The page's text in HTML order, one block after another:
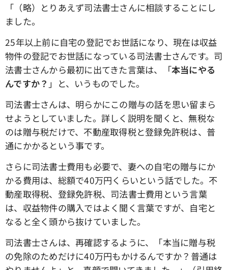
「（略）とりあえず司法書士さんに相談することにし
ました。
25年以上前に自宅の登記でお世話になり、現在は収益
物件の登記でお世話になっている司法書士さんです。司
法書士さんから最初に出てきた言葉は、「本当にやる
んですか？ 」と、いうものでした。
司法書士さんは、明らかにこの贈与の話を思い留まら
せようとしていました。詳しく説明を聞くと、無税な
のは贈与税だけで、不動産取得税と登録免許税は、普
通にかかるという事です。
さらに司法書士費用も必要で、妻への自宅の贈与にか
かる費用は、総額で40万円くらいという話でした。不
動産取得税、登録免許税、司法書士費用という言葉
は、収益物件の購入ではよく聞く言葉ですが、自宅と
なると全く頭から抜けていました。
司法書士さんは、再確認するように、「本当に贈与税
の免除のためだけに40万円もかけるんですか？普通は